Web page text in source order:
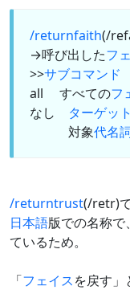
/returnfaith(/
→呼び出したフ
>>サブコマンド
all すべてのフ
なし ターゲット
対象代名
/returntrust(/retr)
日本語版での名称
ているため。
「フェイスを戻す